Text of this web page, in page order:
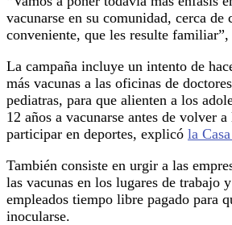
vacunarse en su comunidad, cerca de
conveniente, que les resulte familiar”,
La campaña incluye un intento de
más vacunas a las oficinas de
pediatras, para que alienten a los
12 años a vacunarse antes de volver a
participar en deportes, explicó la
También consiste en urgir a las
las vacunas en los lugares de trabajo
empleados tiempo libre pagado para
inocularse.